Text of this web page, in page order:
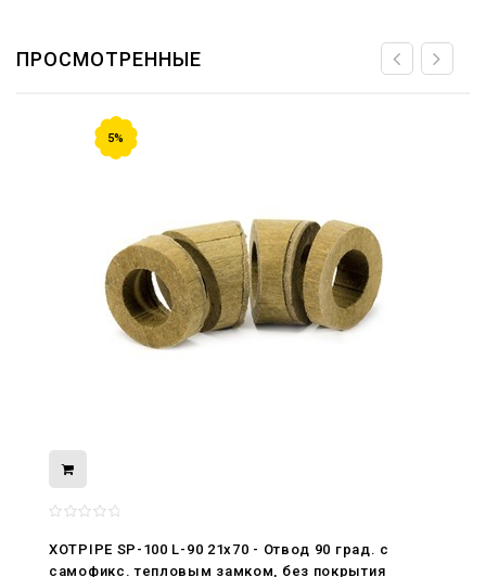
ПРОСМОТРЕННЫЕ
5%
XOTPIPE SP-100 L-90 21x70 - Отвод 90 град. c
самофикс. тепловым замком, без покрытия